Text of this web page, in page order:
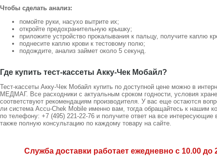
Чтобы сделать анализ:
помойте руки, насухо вытрите их;
откройте предохранительную крышку;
приложите устройство прокалывания к пальцу, получите каплю
поднесите каплю крови к тестовому полю;
подождите, анализ займет около 5 секунд.
Где купить тест-кассеты Акку-Чек Мобайл?
Тест-кассеты Акку-Чек Мобайл купить по доступной цене можно в
МЕДМАГ. Все расходники с актуальным сроком годности, условия
соответствуют рекомендациям производителя. У вас еще остаются
ли система Accu-Chek Mobile именно вам, тогда обращайтесь к нашим
по телефону: +7 (495) 221-22-76 и получите ответ на все интересующие
также полную консультацию по каждому товару на сайте.
Служба доставки работает ежедневно с 10.00 до